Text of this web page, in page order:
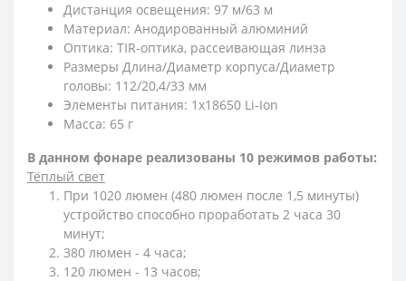
Дистанция освещения: 97 м/63 м
Материал: Анодированный алюминий
Оптика: TIR-оптика, рассеивающая линза
Размеры Длина/Диаметр корпуса/Диаметр
головы: 112/20,4/33 мм
Элементы питания: 1x18650 Li-Ion
Масса: 65 г
В данном фонаре реализованы 10 режимов работы:
Тёплый свет
При 1020 люмен (480 люмен после 1,5 минуты)
устройство способно проработать 2 часа 30
минут;
380 люмен - 4 часа;
120 люмен - 13 часов;